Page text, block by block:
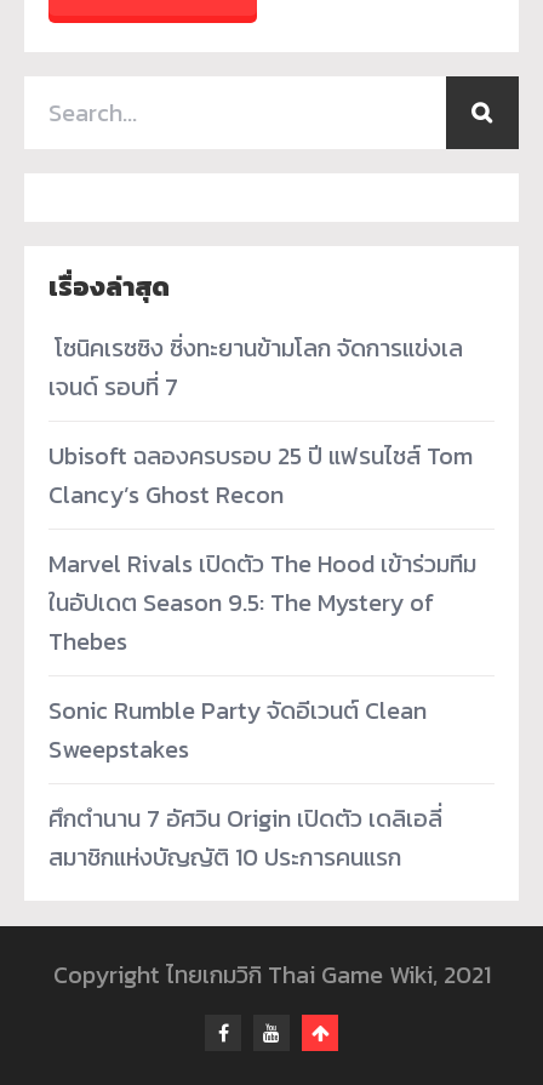
เรื่องล่าสุด
­ โซนิคเรซซิง ซิ่งทะยานข้ามโลก จัดการแข่งเล
เจนด์ รอบที่ 7
Ubisoft ฉลองครบรอบ 25 ปี แฟรนไชส์ Tom
Clancy’s Ghost Recon
Marvel Rivals เปิดตัว The Hood เข้าร่วมทีม
ในอัปเดต Season 9.5: The Mystery of
Thebes
Sonic Rumble Party จัดอีเวนต์ Clean
Sweepstakes
ศึกตำนาน 7 อัศวิน Origin เปิดตัว เดลิเอลี่
สมาชิกแห่งบัญญัติ 10 ประการคนแรก
Copyright ไทยเกมวิกิ Thai Game Wiki, 2021